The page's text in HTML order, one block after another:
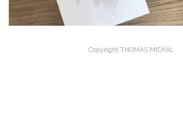
Copyright THOMAS MICHAL